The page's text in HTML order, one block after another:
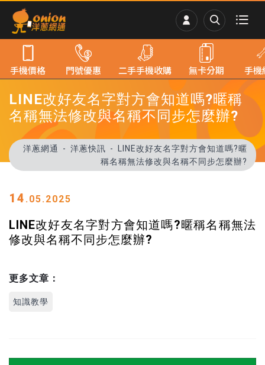
LINE改好友名字對方會知道嗎?暱稱
名稱無法修改與名稱不同步怎麼辦?
洋蔥網通 洋蔥快訊
LINE改好友名字對方會知道嗎?暱
稱名稱無法修改與名稱不同步怎麼辦?
14 .05.2025
LINE改好友名字對方會知道嗎?暱稱名稱無法
修改與名稱不同步怎麼辦?
更多文章：
知識教學
手機價格 門號優惠 二手手機收購 無卡分期 手機